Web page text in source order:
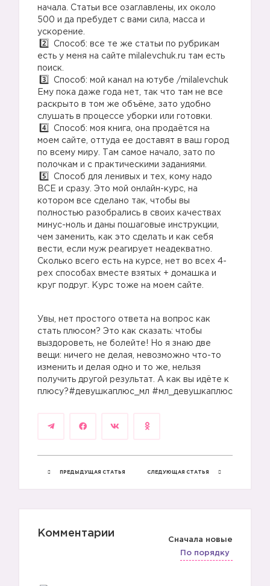
начала. Статьи все озаглавлены, их около
500 и да пребудет с вами сила, масса и
ускорение.
Способ: все те же статьи по рубрикам
есть у меня на сайте milalevchuk.ru там есть
поиск.
Способ: мой канал на ютубе /milalevchuk
Ему пока даже года нет, так что там не все
раскрыто в том же объёме, зато удобно
слушать в процессе уборки или готовки.
Способ: моя книга, она продаётся на
моем сайте, оттуда ее доставят в ваш город
по всему миру. Там самое начало, зато по
полочкам и с практическими заданиями.
Способ для ленивых и тех, кому надо
ВСЕ и сразу. Это мой онлайн-курс, на
котором все сделано так, чтобы вы
полностью разобрались в своих качествах
минус-ноль и даны пошаговые инструкции,
чем заменить, как это сделать и как себя
вести, если муж реагирует неадекватно.
Сколько всего есть на курсе, нет во всех 4-
рех способах вместе взятых + домашка и
круг подруг. Курс тоже на моем сайте.
Увы, нет простого ответа на вопрос как
стать плюсом? Это как сказать: чтобы
выздороветь, не болейте! Но я знаю две
вещи: ничего не делая, невозможно что-то
изменить и делая одно и то же, нельзя
получить другой результат. А как вы идёте к
плюсу?#девушкаплюс_мл #мл_девушкаплюс
ПРЕДЫДУЩАЯ СТАТЬЯ СЛЕДУЮЩАЯ СТАТЬЯ
Комментарии
Сначала новые
По порядку